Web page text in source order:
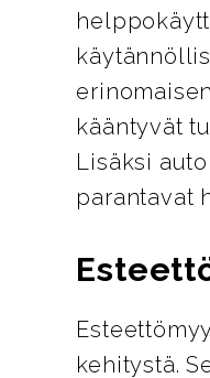
kääntyvät
Lisäksi
parantavat
kehitystä.